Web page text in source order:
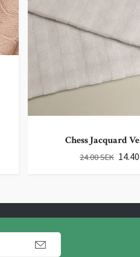
Chess Jacquard
24.00 SEK